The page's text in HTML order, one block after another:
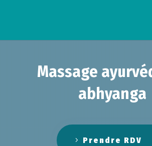
Massage
abhyanga
Prendre RDV